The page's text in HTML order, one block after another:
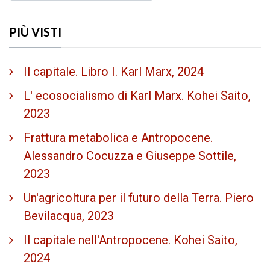
PIÙ VISTI
Il capitale. Libro I. Karl Marx, 2024
L' ecosocialismo di Karl Marx. Kohei Saito,
2023
Frattura metabolica e Antropocene.
Alessandro Cocuzza e Giuseppe Sottile,
2023
Un'agricoltura per il futuro della Terra. Piero
Bevilacqua, 2023
Il capitale nell'Antropocene. Kohei Saito,
2024